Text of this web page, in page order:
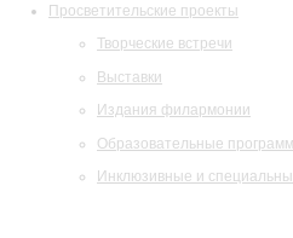
Просветительские проекты
Творческие встречи
Выставки
Издания филармонии
Образовательные
Инклюзивные и